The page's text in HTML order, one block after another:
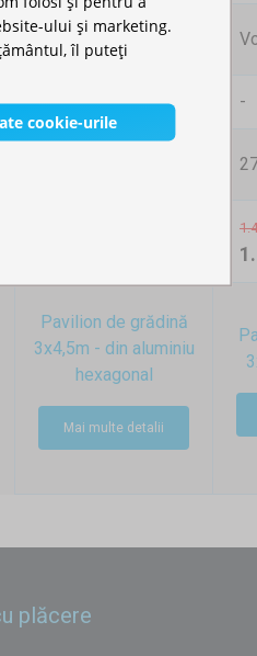
Aluminiu anodizat
38,8kg -
Pavilion de grădină
3x4,5m - din aluminiu
hexagonal
Mai multe detalii
plăcere
ului și marketing.
îl puteți
cookie-urile